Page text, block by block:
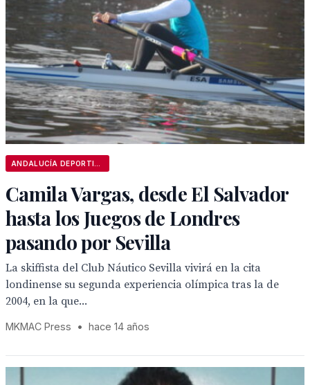
Camila Vargas, desde El Salvador
hasta los Juegos de Londres
pasando por Sevilla
La skiffista del Club Náutico Sevilla vivirá en la cita
londinense su segunda experiencia olímpica tras la de
2004, en la que...
MKMAC Press • hace 14 años